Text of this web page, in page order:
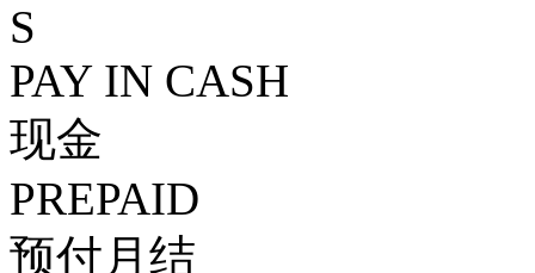
S
PAY IN CASH
现金
PREPAID
预付月结